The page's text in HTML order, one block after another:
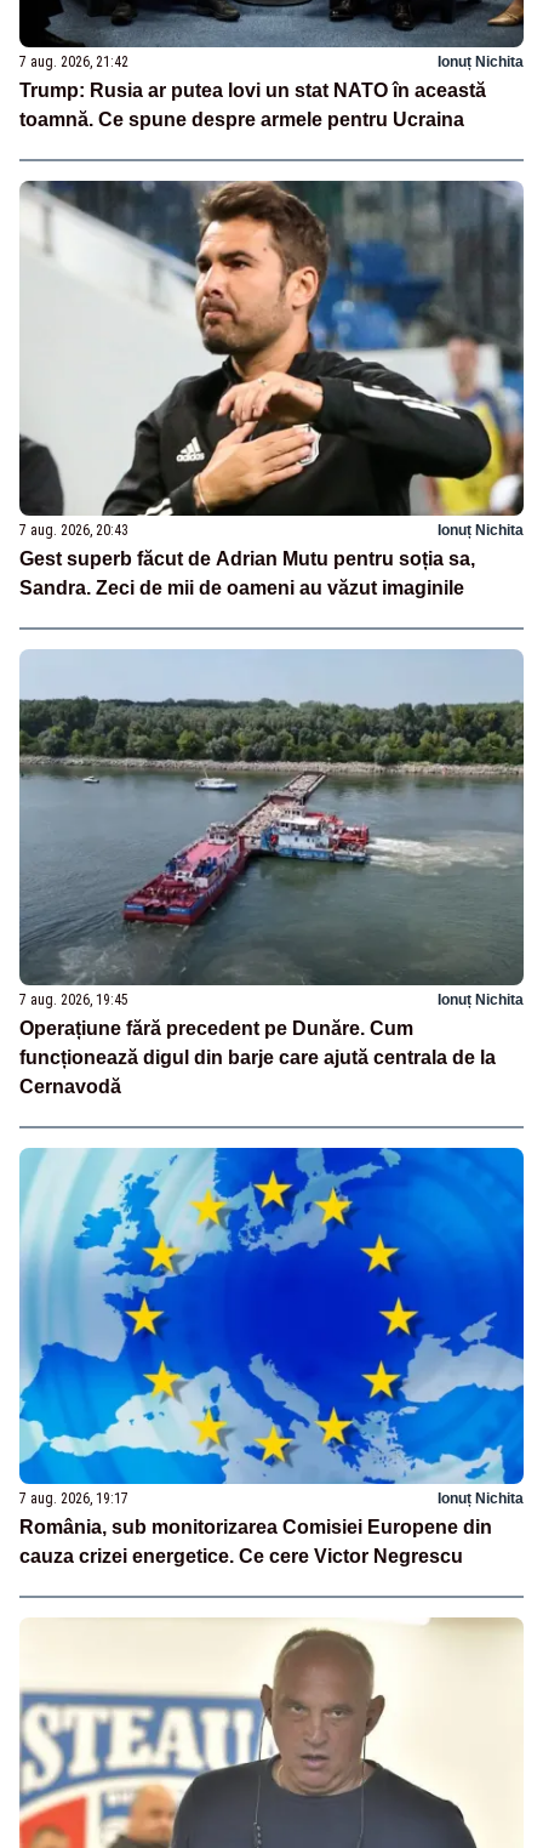
7 aug. 2026, 21:42 Ionuț Nichita
Trump: Rusia ar putea lovi un stat NATO în această
toamnă. Ce spune despre armele pentru Ucraina
7 aug. 2026, 20:43 Ionuț Nichita
Gest superb făcut de Adrian Mutu pentru soția sa,
Sandra. Zeci de mii de oameni au văzut imaginile
7 aug. 2026, 19:45 Ionuț Nichita
Operațiune fără precedent pe Dunăre. Cum
funcționează digul din barje care ajută centrala de la
Cernavodă
7 aug. 2026, 19:17 Ionuț Nichita
România, sub monitorizarea Comisiei Europene din
cauza crizei energetice. Ce cere Victor Negrescu